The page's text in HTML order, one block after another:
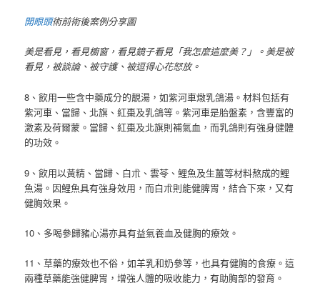
開眼頭術前術後案例分享圖
美是看見，看見櫥窗，看見鏡子看見「我怎麼這麼美？」。美是被
看見，被談論、被守護、被逗得心花怒放。
8、飲用一些含中藥成分的靚湯，如紫河車燉乳鴿湯。材料包括有
紫河車、當歸、北旗、紅棗及乳鴿等。紫河車是胎盤素，含豐富的
激素及荷爾蒙。當歸、紅棗及北旗則補氣血，而乳鴿則有強身健體
的功效。
9、飲用以黃精、當歸、白朮、雲苓、鯉魚及生薑等材料熬成的鯉
魚湯。因鯉魚具有強身效用，而白朮則能健脾胃，結合下來，又有
健胸效果。
10、多喝參歸豬心湯亦具有益氣養血及健胸的療效。
11、草藥的療效也不俗，如羊乳和奶參等，也具有健胸的食療。這
兩種草藥能強健脾胃，增強人體的吸收能力，有助胸部的發育。